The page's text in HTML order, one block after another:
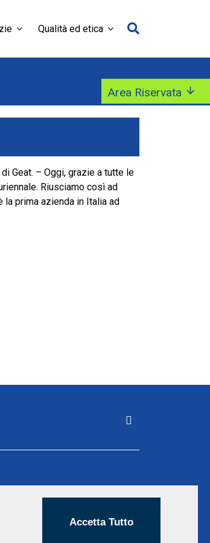
Qualità ed etica
Geat. – Oggi, grazie a tutte le
Riusciamo così ad
la prima azienda in Italia ad
Area Riservata
Accetta Tutto